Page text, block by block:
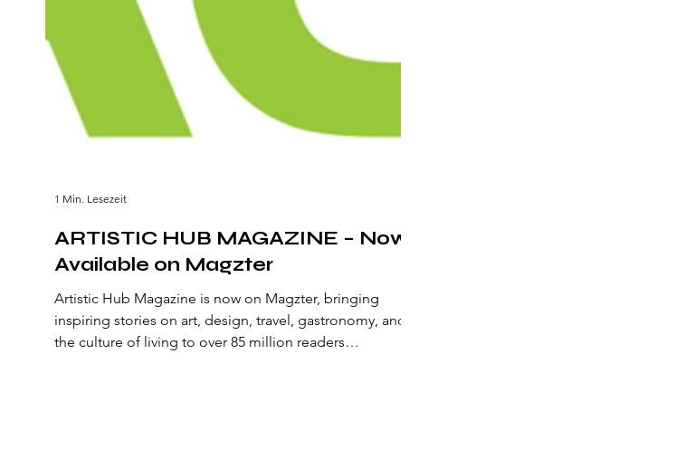
ARTISTIC HUB MAGAZINE – Now
Available on Magzter
Artistic Hub Magazine is now on Magzter, bringing
inspiring stories on art, design, travel, gastronomy, and
the culture of living to over 85 million readers
1 Min. Lesezeit